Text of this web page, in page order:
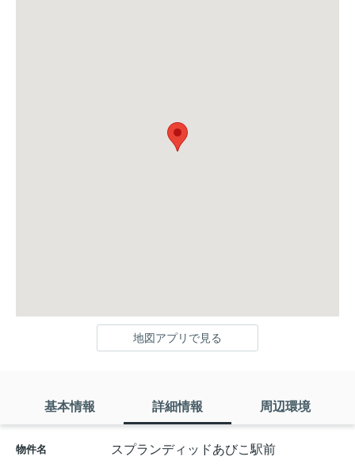
地図アプリで見る
基本情報 詳細情報 周辺環境
物件名 スプランディッドあびこ駅前